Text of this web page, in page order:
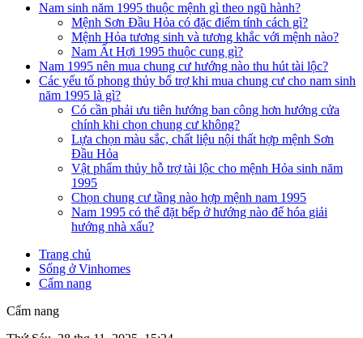
Nam sinh năm 1995 thuộc mệnh gì theo ngũ hành?
Mệnh Sơn Đầu Hỏa có đặc điểm tính cách gì?
Mệnh Hỏa tương sinh và tương khắc với mệnh nào?
Nam Ất Hợi 1995 thuộc cung gì?
Nam 1995 nên mua chung cư hướng nào thu hút tài lộc?
Các yếu tố phong thủy bổ trợ khi mua chung cư cho nam sinh
năm 1995 là gì?
Có cần phải ưu tiên hướng ban công hơn hướng cửa
chính khi chọn chung cư không?
Lựa chọn màu sắc, chất liệu nội thất hợp mệnh Sơn
Đầu Hỏa
Vật phẩm thủy hỗ trợ tài lộc cho mệnh Hỏa sinh năm
1995
Chọn chung cư tầng nào hợp mệnh nam 1995
Nam 1995 có thể đặt bếp ở hướng nào để hóa giải
hướng nhà xấu?
Trang chủ
Sống ở Vinhomes
Cẩm nang
Cẩm nang